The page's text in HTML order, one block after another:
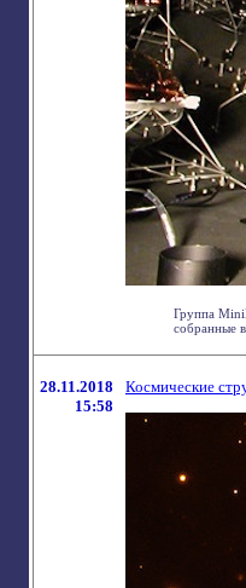
Группа
собранные
28.11.2018
15:58
Космические